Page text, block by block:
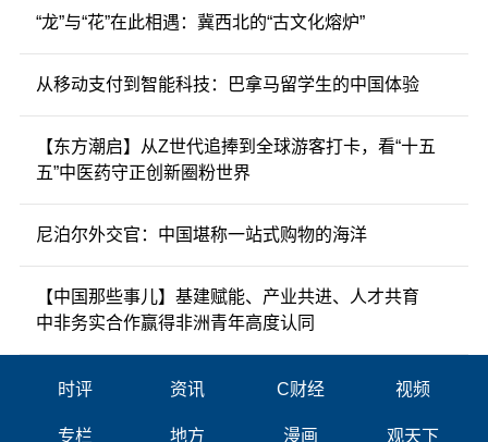
“龙”与“花”在此相遇：冀西北的“古文化熔炉”
从移动支付到智能科技：巴拿马留学生的中国体验
【东方潮启】从Z世代追捧到全球游客打卡，看“十五
五”中医药守正创新圈粉世界
尼泊尔外交官：中国堪称一站式购物的海洋
【中国那些事儿】基建赋能、产业共进、人才共育
中非务实合作赢得非洲青年高度认同
时评 资讯 C财经 视频
专栏 地方 漫画 观天下